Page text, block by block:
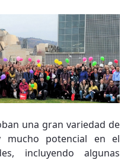
una gran variedad de
mucho potencial en el
incluyendo algunas